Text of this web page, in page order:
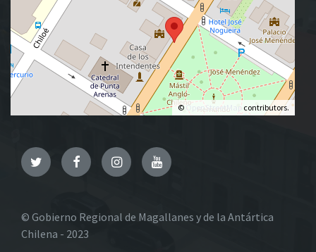
© OpenStreetMap contributors.
TwitterFacebookInstagramYouTube
© Gobierno Regional de Magallanes y de la Antártica
Chilena - 2023